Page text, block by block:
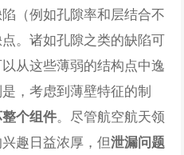
（例如孔隙率和层结合不
。诸如孔隙之类的缺陷可
从这些薄弱的结构点中逸
，考虑到薄壁特征的制
个组件。尽管航空航天领
趣日益浓厚，但泄漏问题